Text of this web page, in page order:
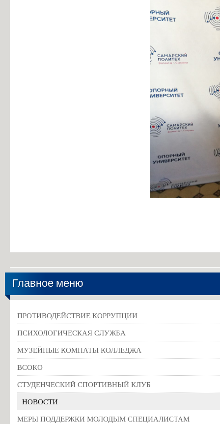
Главное меню
ПРОТИВОДЕЙСТВИЕ КОРРУПЦИИ
ПСИХОЛОГИЧЕСКАЯ СЛУЖБА
МУЗЕЙНЫЕ КОМНАТЫ КОЛЛЕДЖА
ВСОКО
СТУДЕНЧЕСКИЙ СПОРТИВНЫЙ КЛУБ
НОВОСТИ
МЕРЫ ПОДДЕРЖКИ МОЛОДЫМ СПЕЦИАЛИСТАМ